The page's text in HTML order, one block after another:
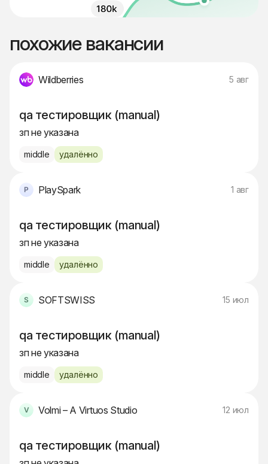
похожие вакансии
Wildberries 5 авг
qa тестировщик (manual)
зп не указана
middle удалённо
PlaySpark 1 авг
qa тестировщик (manual)
зп не указана
middle удалённо
SOFTSWISS 15 июл
qa тестировщик (manual)
зп не указана
middle удалённо
Volmi – A Virtuos Studio 12 июл
qa тестировщик (manual)